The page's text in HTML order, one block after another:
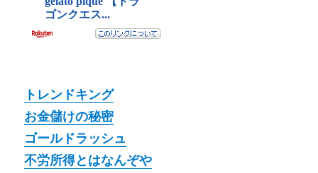
トレンドキング
お金儲けの秘密
ゴールドラッシュ
不労所得とはなんぞや